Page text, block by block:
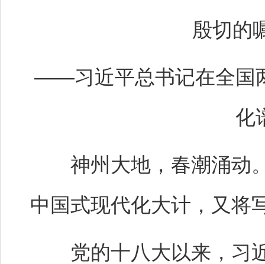
殷切的
——习近平总书记在全国
化
神州大地，春潮涌动。
中国式现代化大计，又将
党的十八大以来，习近